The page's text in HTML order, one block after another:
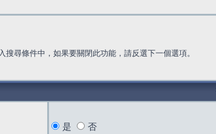
尋條件中，如果要關閉此功能，請反選下一個選項。
是 否